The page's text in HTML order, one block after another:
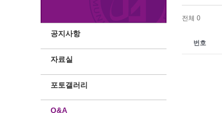
전체 0
번호
공지사항
자료실
포토갤러리
Q&A